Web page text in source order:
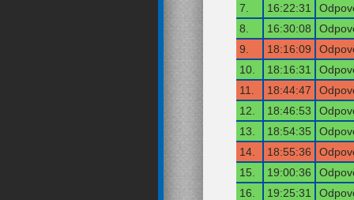
7.
16:22:31
8.
16:30:08
9.
18:16:09
10.
18:16:31
11.
18:44:47
12.
18:46:53
13.
18:54:35
14.
18:55:36
15.
19:00:36
16.
19:25:31